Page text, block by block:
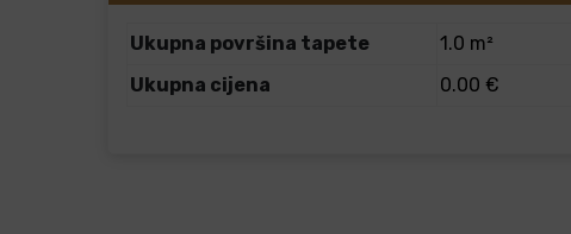
Ukupna površina tapete
1.0 m²
Ukupna cijena
0.00 €